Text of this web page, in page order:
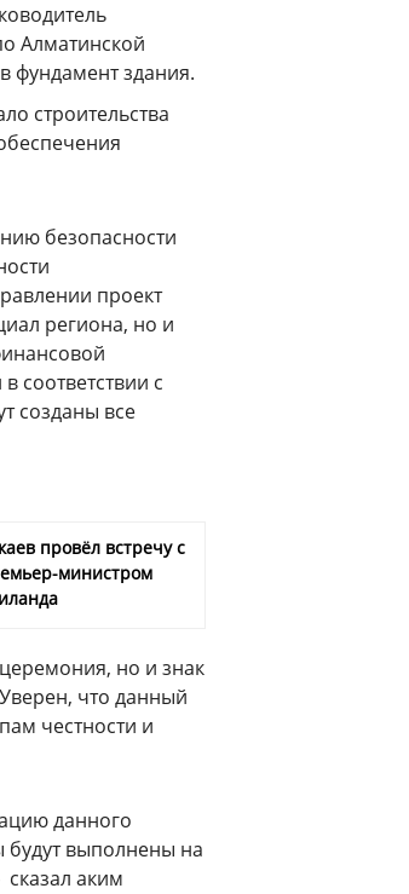
Алматинской
фундамент здания.
строительства
безопасности
проект
региона, но и
соответствии с
созданы все
провёл встречу с
министром
но и знак
что данный
честности и
данного
будут выполнены на
аким